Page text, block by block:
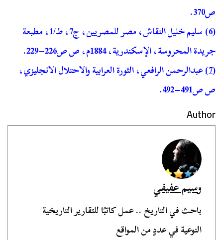
ص370.
(6)
سليم خليل النقاش، مصر للمصريين، ج7، ط/1، مطبعة
جريدة المحروسة، الإسكندرية، 1884م، ص ص226–229.
(7) عبدالرحمن الرافعي، الثورة العرابية والاحتلال الانجليزي،
ص ص491–492.
Author
وسيم عفيفي
باحث في التاريخ .. عمل كاتبًا للتقارير التاريخية
النوعية في عددٍ من المواقع